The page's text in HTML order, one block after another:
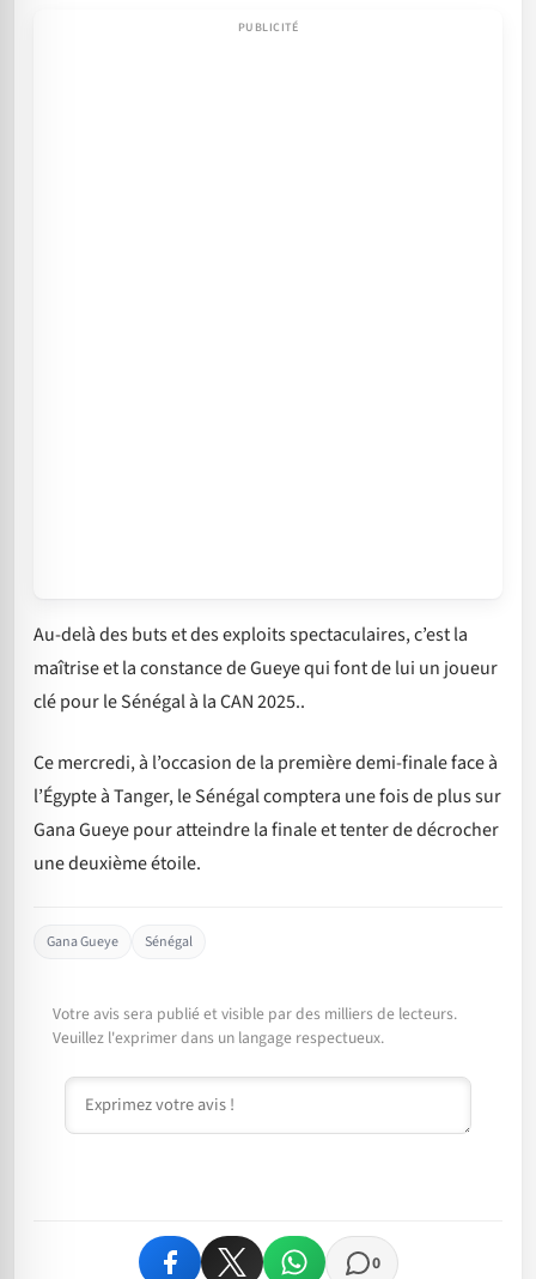
Au-delà des buts et des exploits spectaculaires, c’est la
maîtrise et la constance de Gueye qui font de lui un joueur
clé pour le Sénégal à la CAN 2025..
Ce mercredi, à l’occasion de la première demi-finale face à
l’Égypte à Tanger, le Sénégal comptera une fois de plus sur
Gana Gueye pour atteindre la finale et tenter de décrocher
une deuxième étoile.
Gana Gueye Sénégal
Votre avis sera publié et visible par des milliers de lecteurs.
Veuillez l'exprimer dans un langage respectueux.
Commentaire
0